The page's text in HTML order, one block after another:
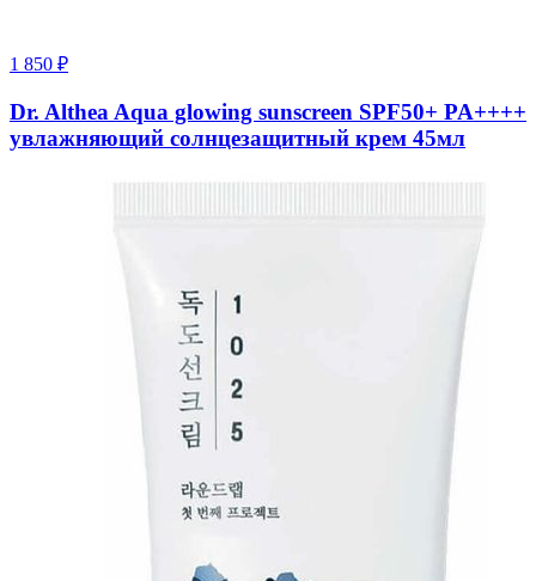
1 850 ₽
Dr. Althea Aqua glowing sunscreen SPF50+ PA++++
увлажняющий солнцезащитный крем 45мл